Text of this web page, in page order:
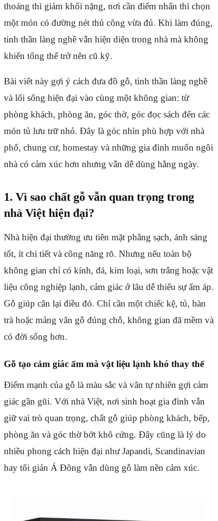
thoáng thì giảm khối nặng, nơi cần điểm nhấn thì chọn
một món có đường nét thủ công vừa đủ. Khi làm đúng,
tinh thần làng nghề vẫn hiện diện trong nhà mà không
khiến tổng thể trở nên cũ kỹ.
Bài viết này gợi ý cách đưa đồ gỗ, tinh thần làng nghề
và lối sống hiện đại vào cùng một không gian: từ
phòng khách, phòng ăn, góc thờ, góc đọc sách đến các
món tủ lưu trữ nhỏ. Đây là góc nhìn phù hợp với nhà
phố, chung cư, homestay và những gia đình muốn ngôi
nhà có cảm xúc hơn nhưng vẫn dễ dùng hằng ngày.
1. Vì sao chất gỗ vẫn quan trọng trong
nhà Việt hiện đại?
Nhà hiện đại thường ưu tiên mặt phẳng sạch, ánh sáng
tốt, ít chi tiết và công năng rõ. Nhưng nếu toàn bộ
không gian chỉ có kính, đá, kim loại, sơn trắng hoặc vật
liệu công nghiệp lạnh, cảm giác ở lâu dễ thiếu sự ấm áp.
Gỗ giúp cân lại điều đó. Chỉ cần một chiếc kệ, tủ, bàn
trà hoặc mảng vân gỗ đúng chỗ, không gian đã mềm và
có đời sống hơn.
Gỗ tạo cảm giác ấm mà vật liệu lạnh khó thay thế
Điểm mạnh của gỗ là màu sắc và vân tự nhiên gợi cảm
giác gần gũi. Với nhà Việt, nơi sinh hoạt gia đình vẫn
giữ vai trò quan trọng, chất gỗ giúp phòng khách, bếp,
phòng ăn và góc thờ bớt khô cứng. Đây cũng là lý do
nhiều phong cách hiện đại như Japandi, Scandinavian
hay tối giản Á Đông vẫn dùng gỗ làm nền cảm xúc.